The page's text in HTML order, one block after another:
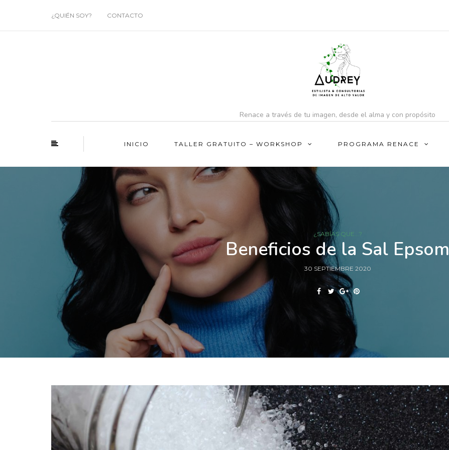
¿QUIÉN SOY? CONTACTO
Renace a través de tu imagen, desde el alma y con propósito
INICIO TALLER GRATUITO – WORKSHOP PROGRAMA RENACE
¿SABÍAS QUE...?
Beneficios de la Sal Epsom
30 SEPTIEMBRE 2020